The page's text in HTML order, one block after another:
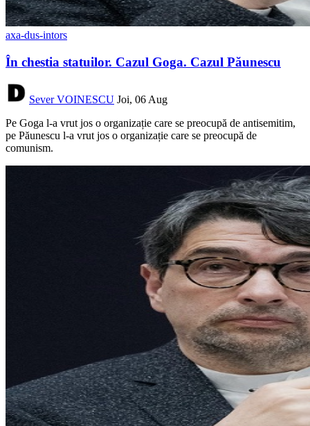
axa-dus-intors
În chestia statuilor. Cazul Goga. Cazul Păunescu
Sever VOINESCU Joi, 06 Aug
Pe Goga l-a vrut jos o organizație care se preocupă de antisemitim,
pe Păunescu l-a vrut jos o organizație care se preocupă de
comunism.